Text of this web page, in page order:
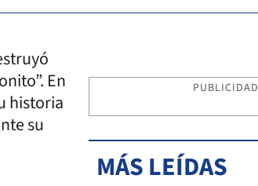
En
historia
su
PUBLICIDAD
MÁS LEÍDAS